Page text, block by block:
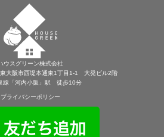
ウスグリーン株式会社
大阪市西堤本通東1丁目1-1 大発ビル2階
線「河内小阪」駅 徒歩10分
プライバシーポリシー